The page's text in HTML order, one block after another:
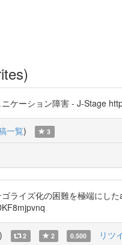
ケーション障害 - J-Stage
一覧) 3
ライズ化の困難を極端にし
) 2 2 0.500 リツ